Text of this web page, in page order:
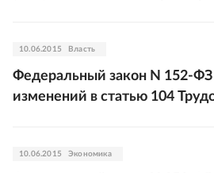
10.06.2015 Власть
Федеральный закон N 152-
изменений в статью 104
10.06.2015 Экономика